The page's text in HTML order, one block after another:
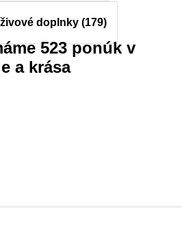
doplnky (179)
523ponúk v
a krása